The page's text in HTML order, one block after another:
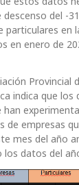
del -
particulares en
en enero de
Provincial
indica que
han
de empresas
mes del año
los datos del